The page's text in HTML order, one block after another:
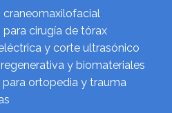
craneomaxilofacial
cirugía de tórax
y corte ultrasónico
y biomateriales
ortopedia y trauma